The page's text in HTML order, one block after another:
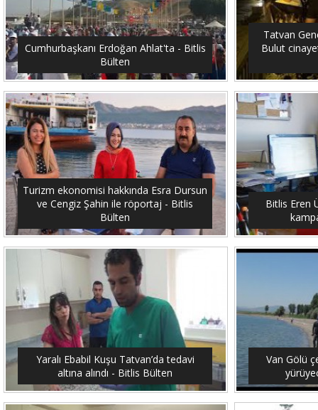
Cumhurbaşkanı Erdoğan Ahlat'ta - Bitlis
Bülten
Tatvan
Bulut
Turizm ekonomisi hakkında Esra Dursun
ve Cengiz Şahin ile röportaj - Bitlis
Bülten
Bitlis Eren
Yaralı Ebabil Kuşu Tatvan’da tedavi
altına alındı - Bitlis Bülten
Van Gölü